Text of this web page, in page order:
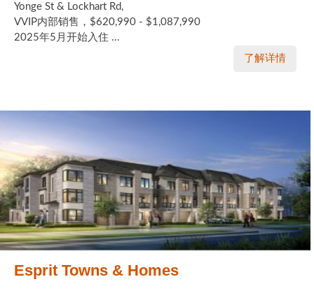
Yonge St & Lockhart Rd,
VVIP内部销售，$620,990 - $1,087,990
2025年5月开始入住 ...
了解详情
Esprit Towns & Homes